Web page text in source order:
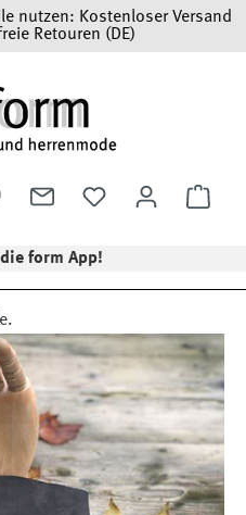
nutzen: Kostenloser Versand
Retouren (DE)
form App!